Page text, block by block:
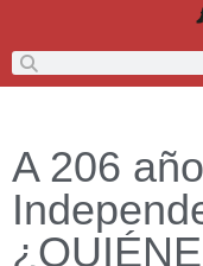
A 206